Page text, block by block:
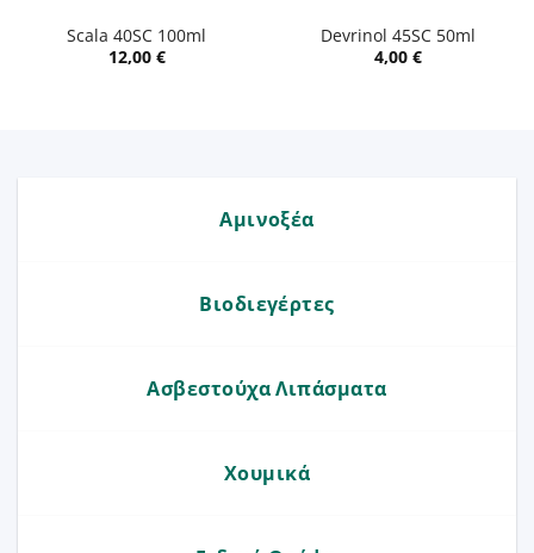
Scala 40SC 100ml
12,00 €
Devrinol 45SC 50ml
4,00 €
Αμινοξέα
Βιοδιεγέρτες
Ασβεστούχα Λιπάσματα
Χουμικά